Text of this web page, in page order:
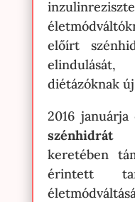
előírt
diétázóknak
2016 januárja
keretében
érintett